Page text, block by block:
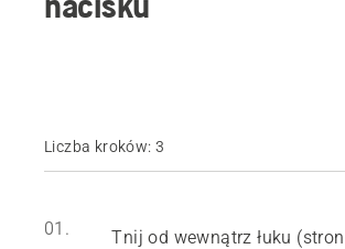
Liczba kroków: 3
01.
Tnij od wewnątrz łuku